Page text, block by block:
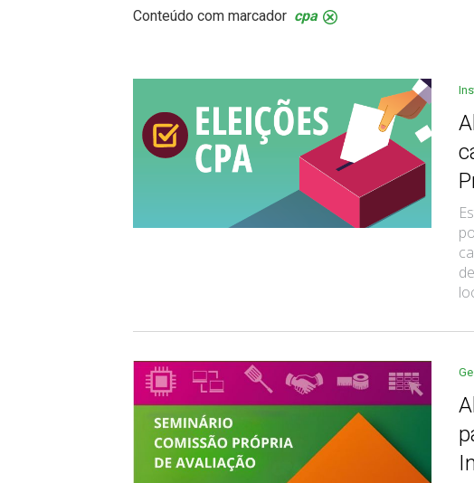
Conteúdo com marcador cpa .